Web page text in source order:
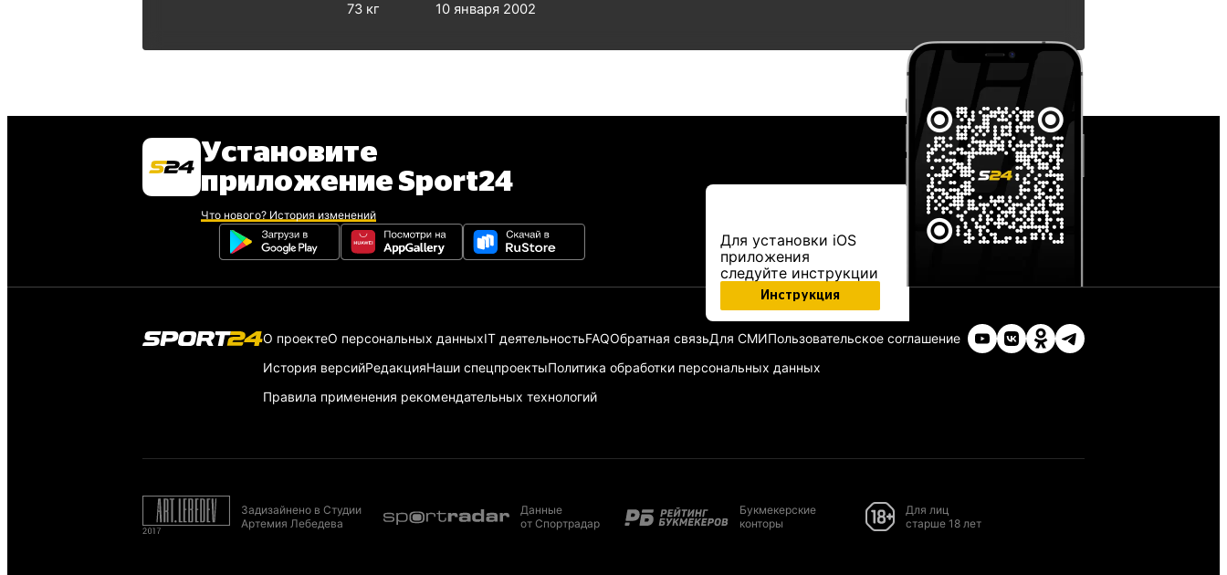
73 кг
10 января 2002
Установите
приложение Sport24
Что нового? История изменений
Для установки iOS
приложения
следуйте инструкции
Инструкция
О проектеО персональных данныхIT деятельностьFAQОбратная связьДля СМИПользовательское соглашение
История версийРедакцияНаши спецпроектыПолитика обработки персональных данных
Правила применения рекомендательных технологий
Задизайнено в Студии
Артемия Лебедева
Данные
от Спортрадар
Букмекерские
конторы
Для лиц
старше 18 лет